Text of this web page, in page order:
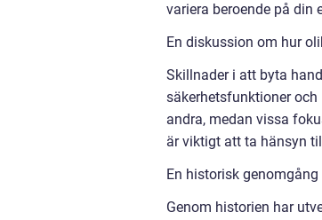
variera beroende på din
En diskussion om hur
Skillnader i att byta
säkerhetsfunktioner
andra, medan vissa
är viktigt att ta hänsyn
En historisk
Genom historien har